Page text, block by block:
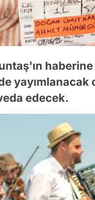
edecek.